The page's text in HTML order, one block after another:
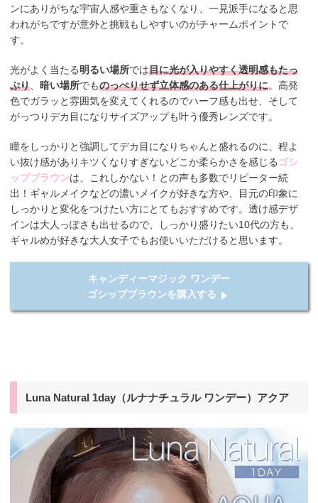
ンにありがちな宇宙人感や重さもなくなり、一見派手になると思
われがちですが意外と挑戦もしやすいのがチャームポイントで
す。
光がよく当たる明るい場所では目に光が入りやすく透明感もたっ
ぷり、 暗い場所でものっぺりせず立体感のある仕上がりに。高発
色でガラッと雰囲気を変えてくれるのでハーフ感も出せ、そして
がっつりデカ目になりサイズアップも叶う優秀レンズです。
瞳をしっかりと強調してデカ目になりちゃんと盛れるのに、程よ
い抜け感がありキツくなりすぎないどこか柔らかさを感じる ゴシ
ップブラウンは、これしかない！との声も多数でリピーター続
出！ギャルメイクなどの濃いメイクが好きな方や、目元の印象に
しっかりと変化をつけたい方にとてもおすすめです。透け感デザ
インは大人っぽさも出せるので、しっかり盛りたい10代の方も、
ギャルめが好きな大人女子でもお使いいただけると思います。
キャンディーマジック ワンデー
ゴシップブラウンを購入する
Luna Natural 1day（ルナナチュラル ワンデー）アクア